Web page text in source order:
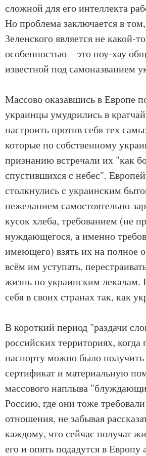
сложной для его интеллекта
Но проблема заключается в
Зеленского является не какой-
особенностью – это ноу-хау
известной под самоназванием
Массово оказавшись в Европе
украинцы умудрились в
настроить против себя тех
которые по собственному
признанию встречали их "как
спустившихся с небес".
столкнулись с украинским
нежеланием самостоятельно
кусок хлеба, требованием (не
нуждающегося, а именно
имеющего) взять их на полное
всём им уступать,
жизнь по украинским лекалам.
себя в своих странах так, как
В короткий период "раздачи
российских территориях,
паспорту можно было
сертификат и материальную
массового наплыва
Россию, где они тоже
отношения, не забывая
каждому, что сейчас получат
его и опять подадутся в Европу